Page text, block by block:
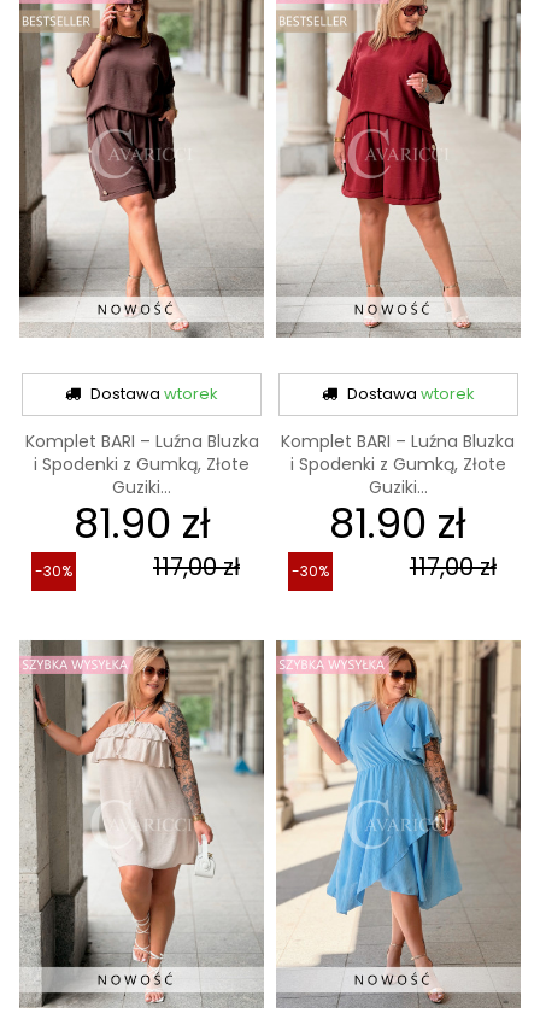
Dostawawtorek
Komplet BARI – Luźna Bluzka
i Spodenki z Gumką, Złote
Guziki...
81.90 zł
117,00 zł
-30%
Dostawa wtorek
Komplet BARI – Luźna Bluzka
i Spodenki z Gumką, Złote
Guziki...
81.90 zł
117,00 zł
-30%